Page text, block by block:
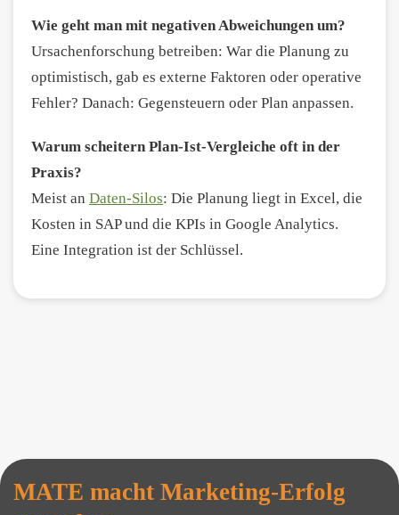
Wie geht man mit negativen Abweichungen um?
Ursachenforschung betreiben: War die Planung zu
optimistisch, gab es externe Faktoren oder operative
Fehler? Danach: Gegensteuern oder Plan anpassen.
Warum scheitern Plan-Ist-Vergleiche oft in der
Praxis?
Meist an Daten-Silos: Die Planung liegt in Excel, die
Kosten in SAP und die KPIs in Google Analytics.
Eine Integration ist der Schlüssel.
MATE macht Marketing-Erfolg